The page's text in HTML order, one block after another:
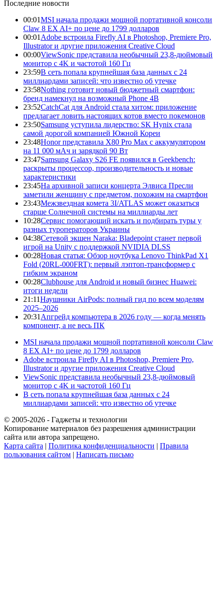
Последние новости
00:01MSI начала продажи мощной портативной консоли
Claw 8 EX AI+ по цене до 1799 долларов
00:01 Adobe встроила Firefly AI в Photoshop, Premiere Pro,
Illustrator и другие приложения Creative Cloud
00:00ViewSonic представила необычный 23,8-дюймовый
монитор с 4K и частотой 160 Гц
23:59В сеть попала крупнейшая база данных с 24
миллиардами записей: что известно об утечке
23:58Nothing готовит новый бюджетный смартфон:
бренд намекнул на возможный Phone 4B
23:52CatchCat для Android стала хитом: приложение
предлагает ловить настоящих котов вместо покемонов
23:50Samsung уступила лидерство: SK Hynix стала
самой дорогой компанией Южной Кореи
23:48Honor представила X80 Pro Max с аккумулятором
на 11 000 мАч и зарядкой 90 Вт
23:47Samsung Galaxy S26 FE появился в Geekbench:
раскрыты процессор, производительность и новые
характеристики
23:45На архивной записи концерта Элвиса Пресли
заметили женщину с предметом, похожим на смартфон
23:43Межзвездная комета 3I/ATLAS может оказаться
старше Солнечной системы на миллиарды лет
10:28Сервис помогающий искать и подбирать туры у
разных туроператоров Украины
04:38Сетевой экшен Naraka: Bladepoint станет первой
игрой на Unity с поддержкой NVIDIA DLSS
00:28Новая статья: Обзор ноутбука Lenovo ThinkPad X1
Fold (20RL-000FRT): первый лэптоп-трансформер с
гибким экраном
00:28Clubhouse для Android и новый бизнес Huawei:
итоги недели
21:11Наушники AirPods: полный гид по всем моделям
2025–2026
20:31 Апгрейд компьютера в 2026 году — когда менять
компонент, а не весь ПК
MSI начала продажи мощной портативной консоли Claw
8 EX AI+ по цене до 1799 долларов
Adobe встроила Firefly AI в Photoshop, Premiere Pro,
Illustrator и другие приложения Creative Cloud
ViewSonic представила необычный 23,8-дюймовый
монитор с 4K и частотой 160 Гц
В сеть попала крупнейшая база данных с 24
миллиардами записей: что известно об утечке
© 2005-2026 - Гаджеты и технологии
Копирование материалов без разрешения администрации
сайта или автора запрещено.
Карта сайта | Политика конфиденциальности | Правила
пользования сайтом | Написать письмо